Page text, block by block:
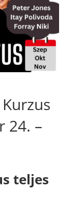
24. –
teljes